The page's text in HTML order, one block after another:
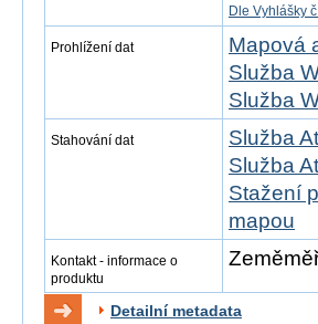
Dle Vyhlášky
Prohlížení dat
Mapová
Služba
Služba
Stahování dat
Služba
Služba
Stažení
mapou
Kontakt - informace o
produktu
Detailní metadata